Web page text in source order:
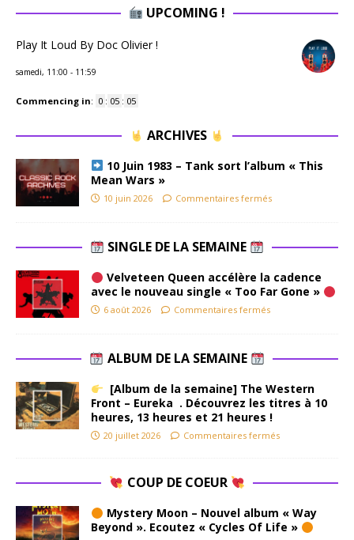
UPCOMING !
Play It Loud By Doc Olivier !
samedi, 11:00 - 11:59
Commencing in: 0 : 05 : 05
ARCHIVES
10 Juin 1983 – Tank sort l’album « This
Mean Wars »
10 juin 2026 Commentaires fermés
SINGLE DE LA SEMAINE
Velveteen Queen accélère la cadence
avec le nouveau single « Too Far Gone »
6 août 2026 Commentaires fermés
ALBUM DE LA SEMAINE
[Album de la semaine] The Western
Front – Eureka . Découvrez les titres à 10
heures, 13 heures et 21 heures !
20 juillet 2026 Commentaires fermés
COUP DE COEUR
Mystery Moon – Nouvel album « Way
Beyond ». Ecoutez « Cycles Of Life »